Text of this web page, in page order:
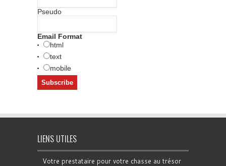
Pseudo
Email Format
html
text
mobile
LIENS UTILES
Votre prestataire pour votre chasse au trésor